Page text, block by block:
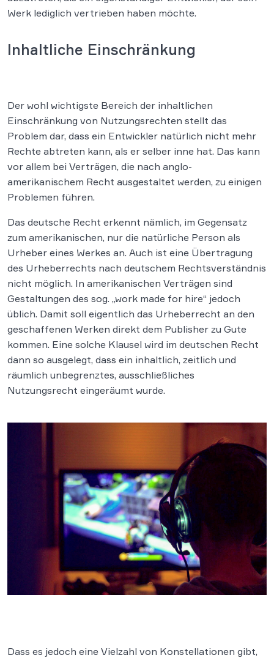
Werk lediglich vertrieben haben möchte.
Inhaltliche Einschränkung
Der wohl wichtigste Bereich der inhaltlichen
Einschränkung von Nutzungsrechten stellt das
Problem dar, dass ein Entwickler natürlich nicht mehr
Rechte abtreten kann, als er selber inne hat. Das kann
vor allem bei Verträgen, die nach anglo-
amerikanischem Recht ausgestaltet werden, zu einigen
Problemen führen.
Das deutsche Recht erkennt nämlich, im Gegensatz
zum amerikanischen, nur die natürliche Person als
Urheber eines Werkes an. Auch ist eine Übertragung
des Urheberrechts nach deutschem Rechtsverständnis
nicht möglich. In amerikanischen Verträgen sind
Gestaltungen des sog. „work made for hire“ jedoch
üblich. Damit soll eigentlich das Urheberrecht an den
geschaffenen Werken direkt dem Publisher zu Gute
kommen. Eine solche Klausel wird im deutschen Recht
dann so ausgelegt, dass ein inhaltlich, zeitlich und
räumlich unbegrenztes, ausschließliches
Nutzungsrecht eingeräumt wurde.
Dass es jedoch eine Vielzahl von Konstellationen gibt,